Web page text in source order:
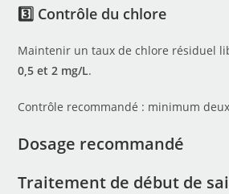
3️⃣ Contrôle du chlore
Maintenir un taux de chlore résiduel
0,5 et 2 mg/L.
Contrôle recommandé : minimum
Dosage recommandé
Traitement de début de